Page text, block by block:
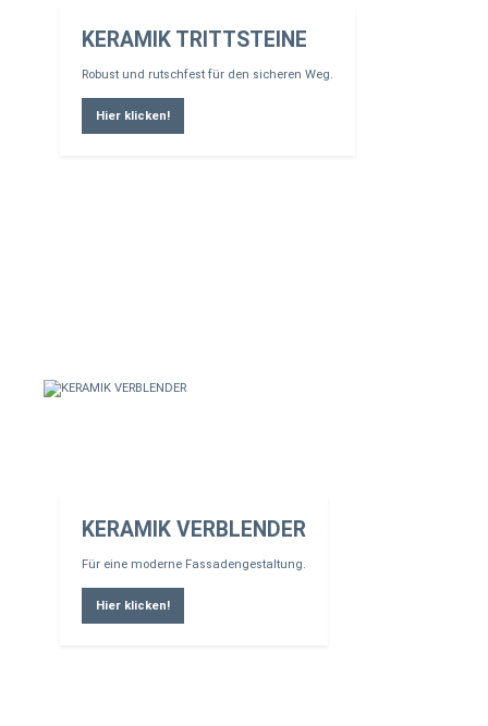
KERAMIK TRITTSTEINE
Robust und rutschfest für den sicheren Weg.
Hier klicken!
KERAMIK VERBLENDER
Für eine moderne Fassadengestaltung.
Hier klicken!